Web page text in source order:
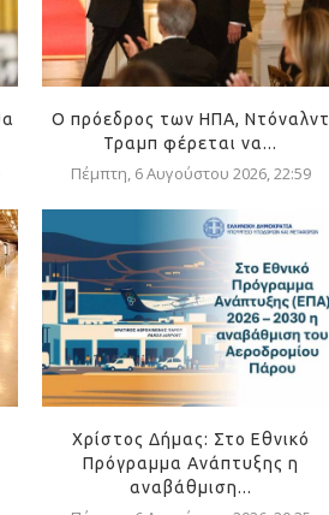
Ο πρόεδρος των ΗΠΑ, Ντόναλντ
Τραμπ φέρεται να...
Πέμπτη, 6 Αυγούστου 2026, 22:59
Χρίστος Δήμας: Στο Εθνικό
Πρόγραμμα Ανάπτυξης η
αναβάθμιση...